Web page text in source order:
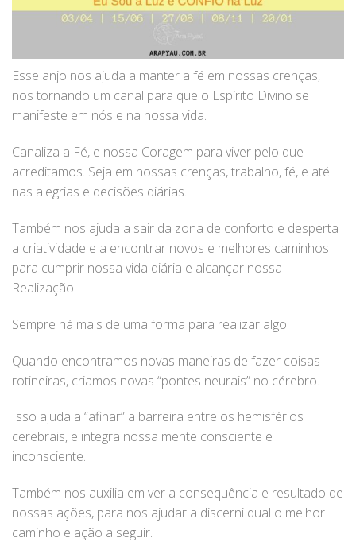
Esse anjo nos ajuda a manter a fé em nossas crenças,
nos tornando um canal para que o Espírito Divino se
manifeste em nós e na nossa vida.
Canaliza a Fé, e nossa Coragem para viver pelo que
acreditamos. Seja em nossas crenças, trabalho, fé, e até
nas alegrias e decisões diárias.
Também nos ajuda a sair da zona de conforto e desperta
a criatividade e a encontrar novos e melhores caminhos
para cumprir nossa vida diária e alcançar nossa
Realização.
Sempre há mais de uma forma para realizar algo.
Quando encontramos novas maneiras de fazer coisas
rotineiras, criamos novas “pontes neurais” no cérebro.
Isso ajuda a “afinar” a barreira entre os hemisférios
cerebrais, e integra nossa mente consciente e
inconsciente.
Também nos auxilia em ver a consequência e resultado de
nossas ações, para nos ajudar a discerni qual o melhor
caminho e ação a seguir.